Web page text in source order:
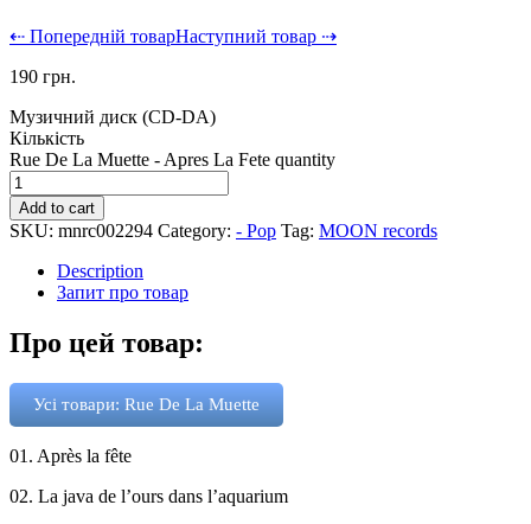
⇠ Попередній товарНаступний товар ⇢
190 грн.
Музичний диск (CD-DA)
Кількість
Rue De La Muette - Apres La Fete quantity
Add to cart
SKU: mnrc002294 Category: - Pop Tag: MOON records
Description
Запит про товар
Про цей товар:
Усі товари: Rue De La Muette
01. Après la fête
02. La java de l’ours dans l’aquarium